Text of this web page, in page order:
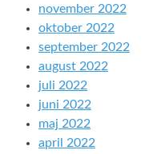
november 2022
oktober 2022
september 2022
august 2022
juli 2022
juni 2022
maj 2022
april 2022